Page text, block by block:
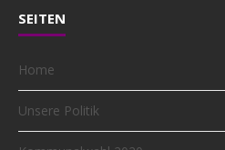
SEITEN
Home
Unsere Politik